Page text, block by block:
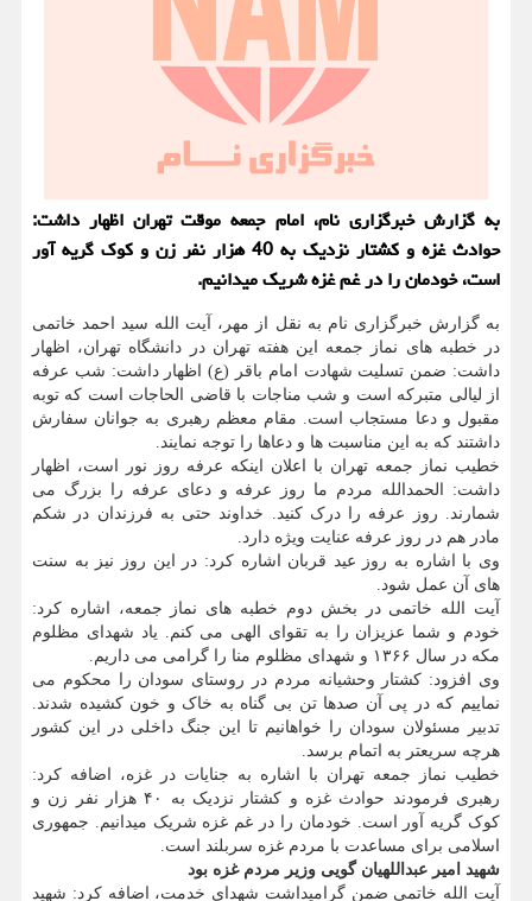
به گزارش خبرگزاری نام، امام جمعه موقت تهران اظهار داشت:
حوادث غزه و کشتار نزدیک به 40 هزار نفر زن و کوک گریه آور
است، خودمان را در غم غزه شریک میدانیم.
به گزارش خبرگزاری نام به نقل از مهر، آیت الله سید احمد خاتمی
در خطبه های نماز جمعه این هفته تهران در دانشگاه تهران، اظهار
داشت: ضمن تسلیت شهادت امام باقر (ع) اظهار داشت: شب عرفه
از لیالی متبرکه است و شب مناجات با قاضی الحاجات است که توبه
مقبول و دعا مستجاب است. مقام معظم رهبری به جوانان سفارش
داشتند که به این مناسبت ها و دعاها را توجه نمایند.
خطیب نماز جمعه تهران با اعلان اینکه عرفه روز نور است، اظهار
داشت: الحمدالله مردم ما روز عرفه و دعای عرفه را بزرگ می
شمارند. روز عرفه را درک کنید. خداوند حتی به فرزندان در شکم
مادر هم در روز عرفه عنایت ویژه دارد.
وی با اشاره به روز عید قربان اشاره کرد: در این روز نیز به سنت
های آن عمل شود.
آیت الله خاتمی در بخش دوم خطبه های نماز جمعه، اشاره کرد:
خودم و شما عزیزان را به تقوای الهی می کنم. یاد شهدای مظلوم
مکه در سال ۱۳۶۶ و شهدای مظلوم منا را گرامی می داریم.
وی افزود: کشتار وحشیانه مردم در روستای سودان را محکوم می
نماییم که در پی آن صدها تن بی گناه به خاک و خون کشیده شدند.
تدبیر مسئولان سودان را خواهانیم تا این جنگ داخلی در این کشور
هرچه سریعتر به اتمام برسد.
خطیب نماز جمعه تهران با اشاره به جنایات در غزه، اضافه کرد:
رهبری فرمودند حوادث غزه و کشتار نزدیک به ۴۰ هزار نفر زن و
کوک گریه آور است. خودمان را در غم غزه شریک میدانیم. جمهوری
اسلامی برای مساعدت با مردم غزه سربلند است.
شهید امیر عبداللهیان گویی وزیر مردم غزه بود
آیت الله خاتمی ضمن گرامیداشت شهدای خدمت، اضافه کرد: شهید